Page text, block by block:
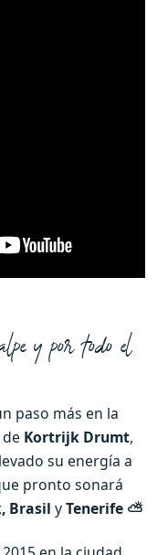
y por todo el
paso más en la
de Kortrijk Drumt,
su energía a
pronto sonará
Brasil yTenerife ⛅